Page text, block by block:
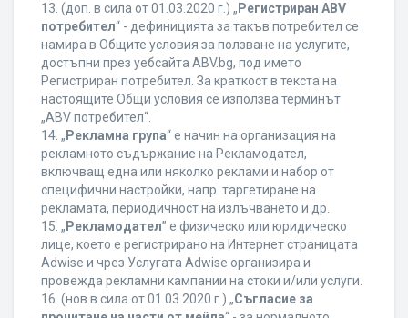
13. (доп. в сила от 01.03.2020 г.) „ Регистриран ABV
потребител“ - дефиницията за такъв потребител се
намира в Общите условия за ползване на услугите,
достъпни през уебсайта ABV.bg, под името
Регистриран потребител. За краткост в текста на
настоящите Общи условия се използва терминът
„ABV потребител“.
14. „ Рекламна група“ е начин на организация на
рекламното съдържание на Рекламодател,
включващ една или няколко реклами и набор от
специфични настройки, напр. таргетиране на
рекламата, периодичност на излъчването и др.
15. „ Рекламодател” е физическо или юридическо
лице, което е регистрирано на Интернет страницата
Adwise и чрез Услугата Adwise организира и
провежда рекламни кампании на стоки и/или услуги.
16. (нов в сила от 01.03.2020 г.) „Съгласие за